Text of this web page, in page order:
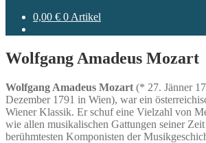
0,00 € 0 Artikel
Wolfgang Amadeus Mozart
Wolfgang Amadeus Mozart (* 27. Jänner
Dezember 1791 in Wien), war ein
Wiener Klassik. Er schuf eine Vielzahl von
wie allen musikalischen Gattungen seiner
berühmtesten Komponisten der